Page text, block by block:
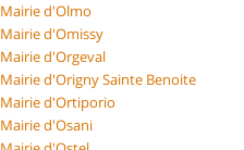
Mairie d'Olmo
Mairie d'Omissy
Mairie d'Orgeval
Mairie d'Origny Sainte Benoite
Mairie d'Ortiporio
Mairie d'Osani